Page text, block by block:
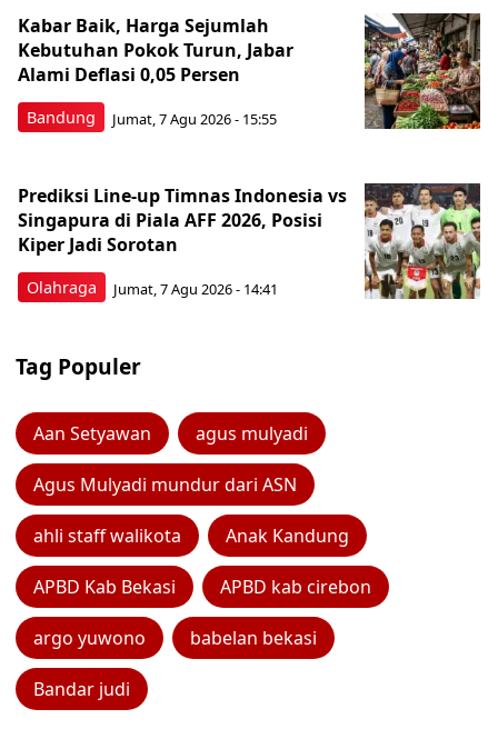
Bandung
Kabar Baik, Harga Sejumlah
Kebutuhan Pokok Turun, Jabar
Alami Deflasi 0,05 Persen
Jumat, 7 Agu 2026 - 15:55
Olahraga
Prediksi Line-up Timnas Indonesia vs
Singapura di Piala AFF 2026, Posisi
Kiper Jadi Sorotan
Jumat, 7 Agu 2026 - 14:41
Tag Populer
Aan Setyawan agus mulyadi
Agus Mulyadi mundur dari ASN
ahli staff walikota Anak Kandung
APBD Kab Bekasi APBD kab cirebon
argo yuwono babelan bekasi
Bandar judi